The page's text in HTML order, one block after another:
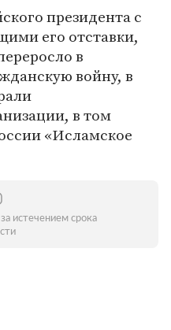
президента с
его отставки,
в
войну, в
в том
«Исламское
истечением срока